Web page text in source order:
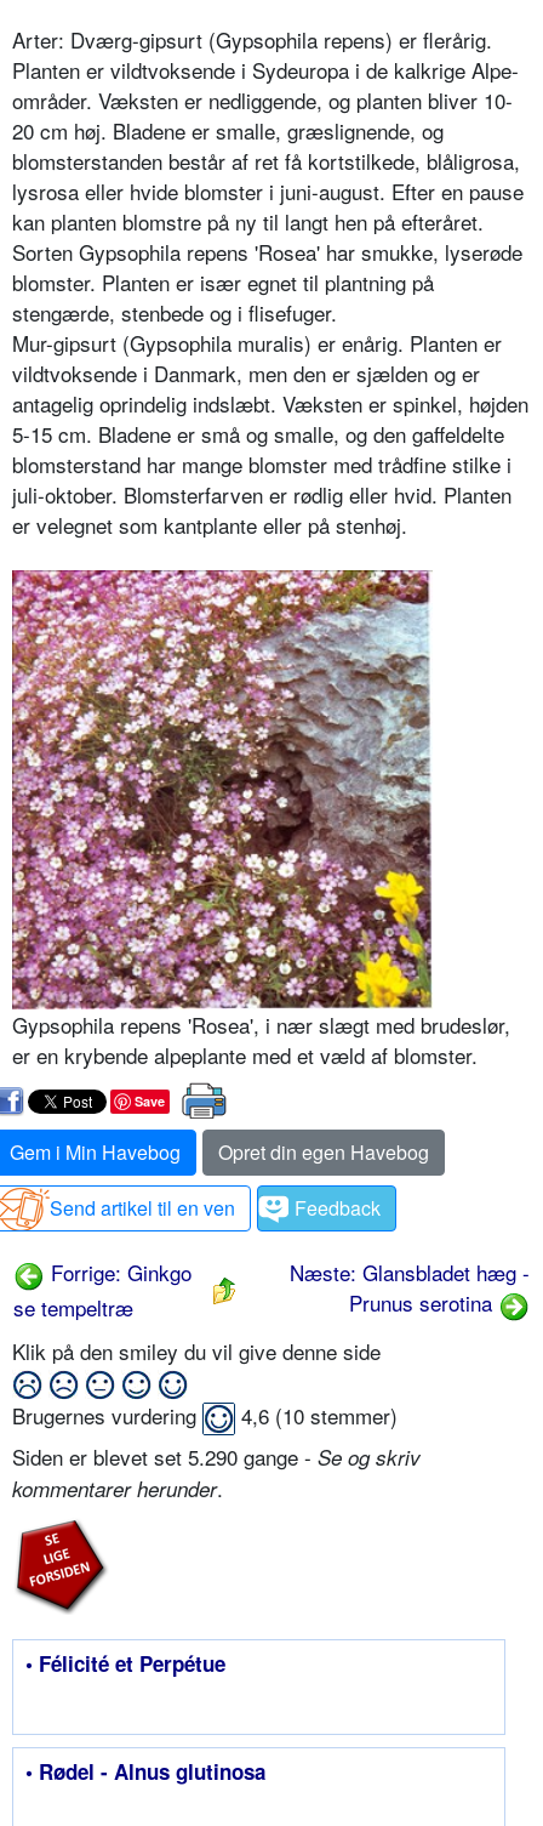
Arter: Dværg-gipsurt (Gypsophila re­pens) er flerårig.
Planten er vildtvok­sende i Sydeuropa i de kalkrige Alpe­
områder. Væksten er nedliggende, og planten bliver 10-
20 cm høj. Bladene er smalle, græslignende, og
blomster­standen består af ret få kortstilkede, blåligrosa,
lysrosa eller hvide blomster i juni-august. Efter en pause
kan plan­ten blomstre på ny til langt hen på efteråret.
Sorten Gypsophila repens 'Rosea' har smukke, lyserøde
blom­ster. Planten er især egnet til plantning på
stengærde, stenbede og i flisefuger.
Mur-gipsurt (Gypsophila muralis) er enårig. Planten er
vildtvoksende i Danmark, men den er sjælden og er
antagelig oprindelig indslæbt. Væksten er spinkel, højden
5-15 cm. Bladene er små og smalle, og den gaffeldelte
blomsterstand har mange blomster med trådfine stilke i
juli-oktober. Blomsterfarven er rødlig eller hvid. Planten
er velegnet som kantplante eller på stenhøj.
Gypsophila repens 'Rosea', i nær slægt med brudeslør,
er en krybende alpeplante med et væld af blomster.
Save
Gem i Min Havebog
Opret din egen Havebog
Send artikel til en ven
Feedback
Forrige: Ginkgo
se tempeltræ
Næste: Glansbladet hæg -
Prunus serotina
Klik på den smiley du vil give denne side
Brugernes vurdering 4,6 (10 stemmer)
Siden er blevet set 5.290 gange - Se og skriv
kommentarer herunder.
• Félicité et Perpétue
• Rødel - Alnus glutinosa